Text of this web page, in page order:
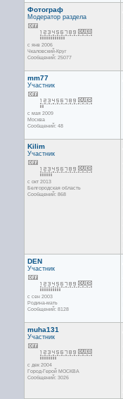
Фотограф
Модератор раздела
с янв 2006
Чкаловский-Круг
Сообщений: 25077
mm77
Участник
с мая 2009
Москва
Сообщений: 48
Kilim
Участник
с окт 2013
Белгородская область
Сообщений: 868
DEN
Участник
с сен 2003
Родина-мать
Сообщений: 8128
muha131
Участник
с дек 2004
Город-Герой МОСКВА
Сообщений: 3026